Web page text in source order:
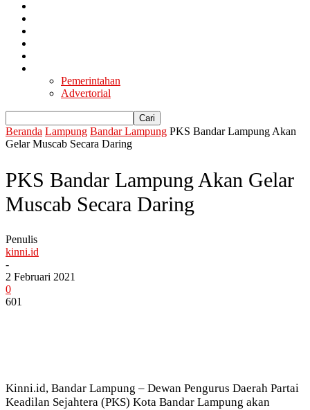
Pemerintahan
Advertorial
Beranda Lampung Bandar Lampung PKS Bandar Lampung Akan
Gelar Muscab Secara Daring
PKS Bandar Lampung Akan Gelar
Muscab Secara Daring
Penulis
kinni.id
-
2 Februari 2021
0
601
Kinni.id, Bandar Lampung – Dewan Pengurus Daerah Partai
Keadilan Sejahtera (PKS) Kota Bandar Lampung akan